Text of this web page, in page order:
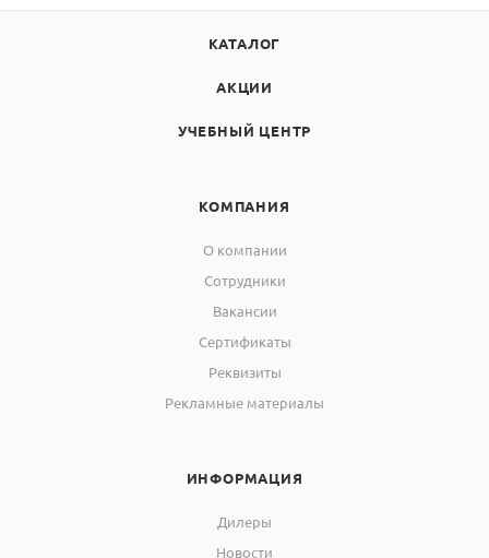
КАТАЛОГ
АКЦИИ
УЧЕБНЫЙ ЦЕНТР
КОМПАНИЯ
О компании
Сотрудники
Вакансии
Сертификаты
Реквизиты
Рекламные материалы
ИНФОРМАЦИЯ
Дилеры
Новости